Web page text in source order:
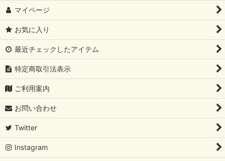
マイページ
お気に入り
最近チェックしたアイテム
特定商取引法表示
ご利用案内
お問い合わせ
Twitter
Instagram